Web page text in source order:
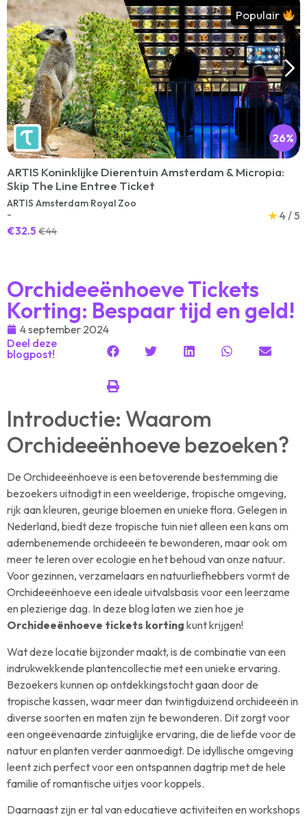
Populair
26%
ARTIS Koninklijke Dierentuin Amsterdam & Micropia:
Skip The Line Entree Ticket
ARTIS Amsterdam Royal Zoo
-
★ 4 / 5
€32.5 €44
Orchideeënhoeve Tickets
Korting: Bespaar tijd en geld!
4 september 2024
Deel deze
blogpost!
Introductie: Waarom
Orchideeënhoeve bezoeken?
De Orchideeënhoeve is een betoverende bestemming die
bezoekers uitnodigt in een weelderige, tropische omgeving,
rijk aan kleuren, geurige bloemen en unieke flora. Gelegen in
Nederland, biedt deze tropische tuin niet alleen een kans om
adembenemende orchideeën te bewonderen, maar ook om
meer te leren over ecologie en het behoud van onze natuur.
Voor gezinnen, verzamelaars en natuurliefhebbers vormt de
Orchideeënhoeve een ideale uitvalsbasis voor een leerzame
en plezierige dag. In deze blog laten we zien hoe je
Orchideeënhoeve tickets korting kunt krijgen!
Wat deze locatie bijzonder maakt, is de combinatie van een
indrukwekkende plantencollectie met een unieke ervaring.
Bezoekers kunnen op ontdekkingstocht gaan door de
tropische kassen, waar meer dan twintigduizend orchideeën in
diverse soorten en maten zijn te bewonderen. Dit zorgt voor
een ongeëvenaarde zintuiglijke ervaring, die de liefde voor de
natuur en planten verder aanmoedigt. De idyllische omgeving
leent zich perfect voor een ontspannen dagtrip met de hele
familie of romantische uitjes voor koppels.
Daarnaast zijn er tal van educatieve activiteiten en workshops